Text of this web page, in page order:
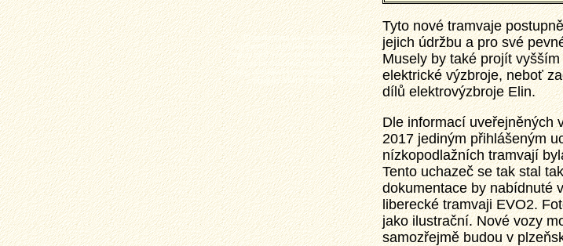
Plzeňské tramvaje - aktuální události a
zajímavosti z plzeňského tramvajové provozu,
popisy typů vozů a zejména mnoho aktuálních
fotografií plzeňských tramvají (nechybí ani
výluky, vykolejení či povodně a další zajímavotsi
z plzeňské MHD). Tramvaj - Plzeň.
Tyto nové tramvaje
jejich údržbu a pro své
Musely by také projít
elektrické výzbroje, neboť
dílů elektrovýzbroje Elin.
Dle informací uveřejněných
2017 jediným přihlášeným
nízkopodlažních tramvají
Tento uchazeč se tak stal
dokumentace by nabídnuté
liberecké tramvaji EVO2.
jako ilustrační. Nové vozy
samozřejmě budou v